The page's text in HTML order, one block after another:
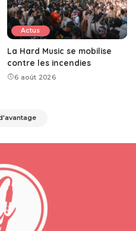
Actus
La Hard Music se mobilise
contre les incendies
6 août 2026